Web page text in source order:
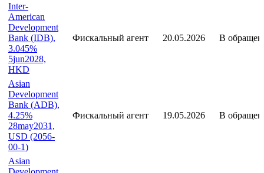
Inter-
American
Development
Bank (IDB),
3.045%
5jun2028,
HKD
Фискальный агент 20.05.2026 В
Asian
Development
Bank (ADB),
4.25%
28may2031,
USD (2056-
00-1)
Фискальный агент 19.05.2026 В
Asian